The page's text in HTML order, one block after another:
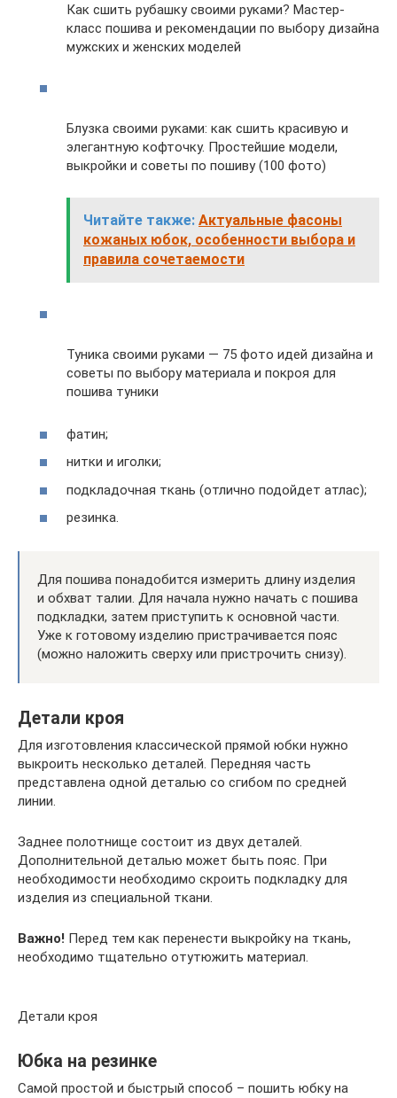
Как сшить рубашку своими руками? Мастер-
класс пошива и рекомендации по выбору дизайна
мужских и женских моделей
Блузка своими руками: как сшить красивую и
элегантную кофточку. Простейшие модели,
выкройки и советы по пошиву (100 фото)
Читайте также: Актуальные фасоны
кожаных юбок, особенности выбора и
правила сочетаемости
Туника своими руками — 75 фото идей дизайна и
советы по выбору материала и покроя для
пошива туники
фатин;
нитки и иголки;
подкладочная ткань (отлично подойдет атлас);
резинка.
Для пошива понадобится измерить длину изделия
и обхват талии. Для начала нужно начать с пошива
подкладки, затем приступить к основной части.
Уже к готовому изделию пристрачивается пояс
(можно наложить сверху или пристрочить снизу).
Детали кроя
Для изготовления классической прямой юбки нужно
выкроить несколько деталей. Передняя часть
представлена одной деталью со сгибом по средней
линии.
Заднее полотнище состоит из двух деталей.
Дополнительной деталью может быть пояс. При
необходимости необходимо скроить подкладку для
изделия из специальной ткани.
Важно! Перед тем как перенести выкройку на ткань,
необходимо тщательно отутюжить материал.
Детали кроя
Юбка на резинке
Самой простой и быстрый способ – пошить юбку на